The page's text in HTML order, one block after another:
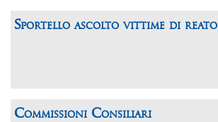
Sportello ascolto vittime di reato
Commissioni Consiliari